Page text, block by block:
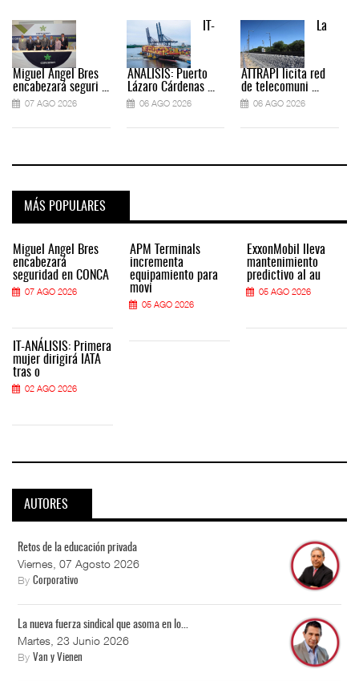
Miguel Ángel Bres
encabezará seguri ...
07 AGO 2026
IT-
ANÁLISIS: Puerto
Lázaro Cárdenas ...
06 AGO 2026
La
ATTRAPI licita red
de telecomuni ...
06 AGO 2026
MÁS POPULARES
Miguel Ángel Bres
encabezará
seguridad en CONCA
07 AGO 2026
IT-ANÁLISIS: Primera
mujer dirigirá IATA
tras o
02 AGO 2026
APM Terminals
incrementa
equipamiento para
movi
05 AGO 2026
ExxonMobil lleva
mantenimiento
predictivo al au
05 AGO 2026
AUTORES
Retos de la educación privada
Viernes, 07 Agosto 2026
By Corporativo
La nueva fuerza sindical que asoma en lo...
Martes, 23 Junio 2026
By Van y Vienen